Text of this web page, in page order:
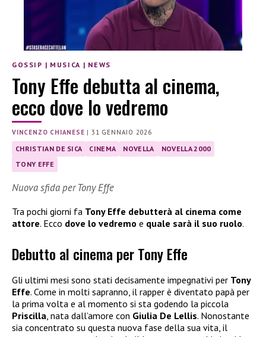
GOSSIP | MUSICA | NEWS
Tony Effe debutta al cinema,
ecco dove lo vedremo
VINCENZO CHIANESE |31 GENNAIO 2026
CHRISTIAN DE SICA CINEMA NOVELLA
NOVELLA 2000
TONY EFFE
Nuova sfida per Tony Effe
Tra pochi giorni fa Tony Effe debutterà al cinema come
attore. Ecco dove lo vedremo e quale sarà il suo ruolo.
Debutto al cinema per Tony Effe
Gli ultimi mesi sono stati decisamente impegnativi per Tony
Effe. Come in molti sapranno, il rapper è diventato papà per
la prima volta e al momento si sta godendo la piccola
Priscilla , nata dall’amore con Giulia De Lellis. Nonostante
sia concentrato su questa nuova fase della sua vita, il